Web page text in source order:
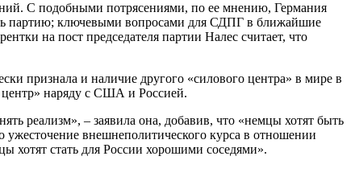
С подобными потрясениями, по ее мнению, Германия
партию; ключевыми вопросами для СДПГ в ближайшие
на пост председателя партии Налес считает, что
признала и наличие другого «силового центра» в мире в
наряду с США и Россией.
реализм», – заявила она, добавив, что «немцы хотят быть
ужесточение внешнеполитического курса в отношении
хотят стать для России хорошими соседями».